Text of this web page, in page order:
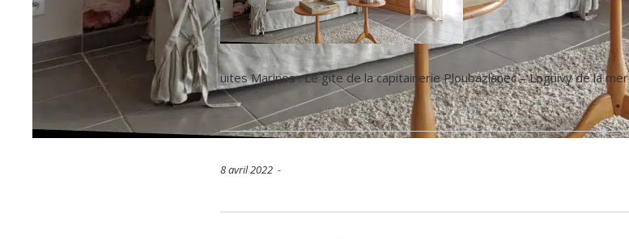
uites Marines : Le gite de la capitainerie Ploubazlanec – Loguivy de la mer
8 avril 2022 -